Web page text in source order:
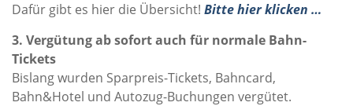
Dafür gibt es hier die Übersicht! Bitte hier klicken …
3. Vergütung ab sofort auch für normale Bahn-
Tickets
Bislang wurden Sparpreis-Tickets, Bahncard,
Bahn&Hotel und Autozug-Buchungen vergütet.